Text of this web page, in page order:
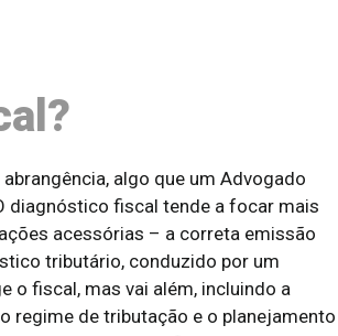
algo que um Advogado
diagnóstico fiscal tende a focar mais
acessórias – a correta emissão
tributário, conduzido por um
o fiscal, mas vai além, incluindo a
regime de tributação e o planejamento